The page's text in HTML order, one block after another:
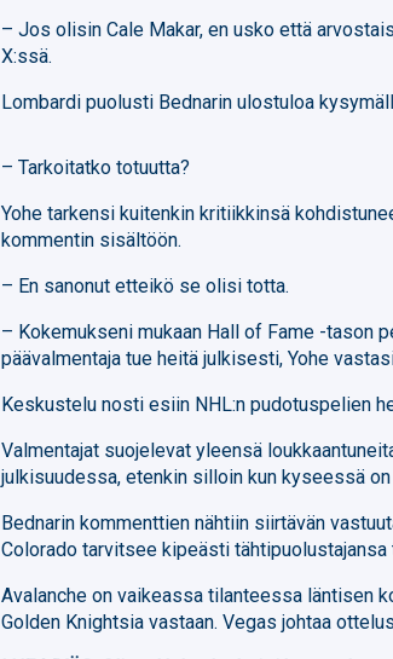
– Jos olisin Cale Makar, en usko että
X:ssä.
Lombardi puolusti Bednarin ulostuloa
– Tarkoitatko totuutta?
Yohe tarkensi kuitenkin kritiikkinsä
kommentin sisältöön.
– En sanonut etteikö se olisi totta.
– Kokemukseni mukaan Hall of Fame -tason
päävalmentaja tue heitä julkisesti, Yohe
Keskustelu nosti esiin NHL:n pudotuspelien
Valmentajat suojelevat yleensä
julkisuudessa, etenkin silloin kun kyseessä
Bednarin kommenttien nähtiin siirtävän
Colorado tarvitsee kipeästi tähtipuolustajansa
Avalanche on vaikeassa tilanteessa läntisen
Golden Knightsia vastaan. Vegas johtaa